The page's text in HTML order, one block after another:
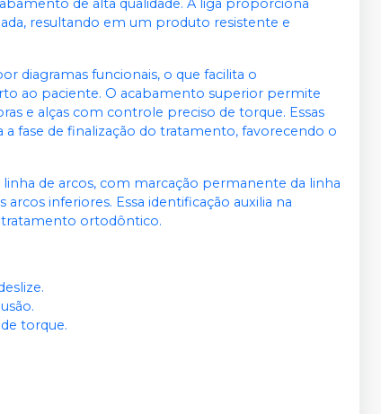
PixouR$ 12,14nas
condições
Qtd: Adicionar
R$ 11,53
PixouR$ 12,14nas
condições
Qtd: Adicionar
de alta qualidade. A liga proporciona
resultando em um produto resistente e
diagramas funcionais, o que facilita o
ao paciente. O acabamento superior permite
e alças com controle preciso de torque. Essas
fase de finalização do tratamento, favorecendo o
de arcos, com marcação permanente da linha
inferiores. Essa identificação auxilia na
tratamento ortodôntico.
torque.